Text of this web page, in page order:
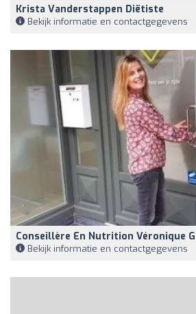
Krista Vanderstappen Diëtiste
Bekijk informatie en contactgegevens
Conseillère En Nutrition Véronique
Bekijk informatie en contactgegevens